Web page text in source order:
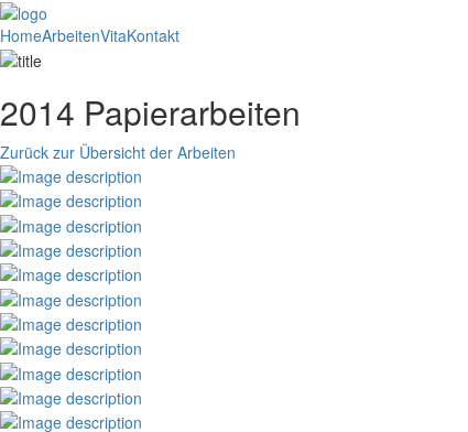
HomeArbeitenVitaKontakt
2014 Papierarbeiten
Zurück zur Übersicht der Arbeiten